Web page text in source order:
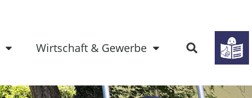
Wirtschaft & Gewerbe